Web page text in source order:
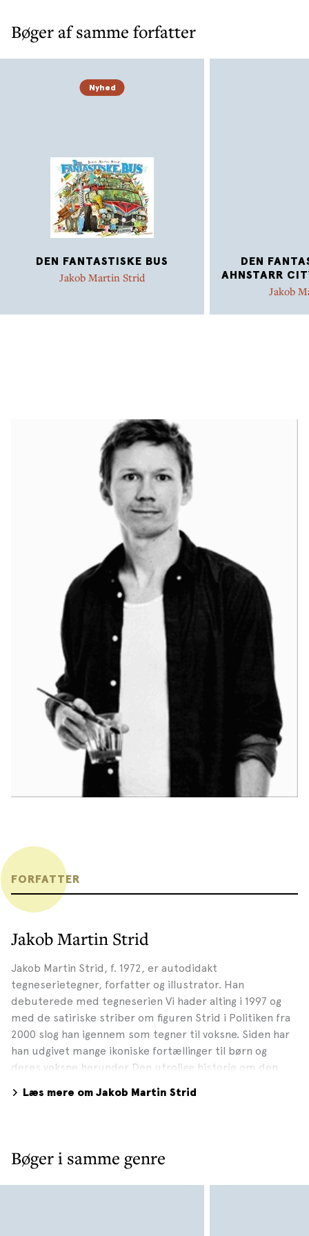
Bøger af samme forfatter
Nyhed
DEN FANTASTISKE BUS
Jakob Martin Strid
DEN
AHNSTARR
Jakob
FORFATTER
Jakob Martin Strid
Jakob Martin Strid, f. 1972, er autodidakt
tegneserietegner, forfatter og illustrator. Han
debuterede med tegneserien Vi hader alting i 1997 og
med de satiriske striber om figuren Strid i Politiken fra
2000 slog han igennem som tegner til voksne. Siden har
han udgivet mange ikoniske fortællinger til børn og
deres voksne herunder Den utrolige historie om den
Min mormors gebis og bøgerne om Lille Frø og også om
animationsfilm. I november 2023 udkom Den fantastiske
bus, der på alle måder er en kæmpestor fortælling til
børn (og voksne) i alle aldre – om fantasiens,
Læs mere om Jakob Martin Strid
Bøger i samme genre